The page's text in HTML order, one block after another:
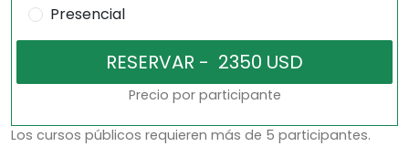
Presencial
Precio por participante
Los cursos públicos requieren más de 5 participantes.